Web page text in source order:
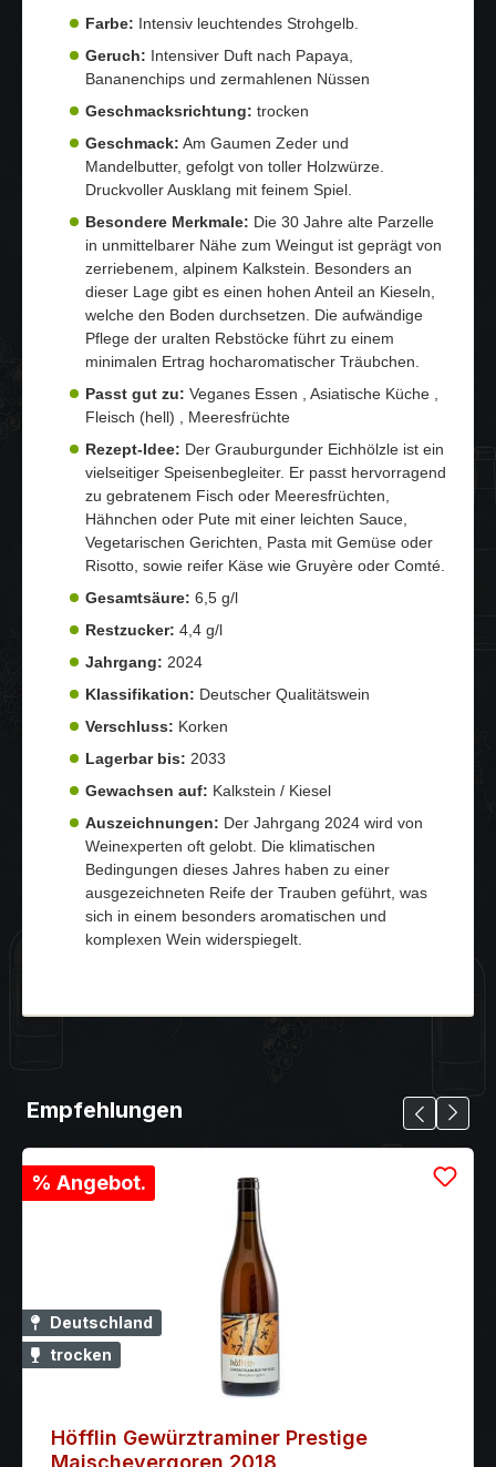
Farbe: Intensiv leuchtendes Strohgelb.
Geruch: Intensiver Duft nach Papaya,
Bananenchips und zermahlenen Nüssen
Geschmacksrichtung: trocken
Geschmack: Am Gaumen Zeder und
Mandelbutter, gefolgt von toller Holzwürze.
Druckvoller Ausklang mit feinem Spiel.
Besondere Merkmale: Die 30 Jahre alte Parzelle
in unmittelbarer Nähe zum Weingut ist geprägt von
zerriebenem, alpinem Kalkstein. Besonders an
dieser Lage gibt es einen hohen Anteil an Kieseln,
welche den Boden durchsetzen. Die aufwändige
Pflege der uralten Rebstöcke führt zu einem
minimalen Ertrag hocharomatischer Träubchen.
Passt gut zu: Veganes Essen , Asiatische Küche ,
Fleisch (hell) , Meeresfrüchte
Rezept-Idee: Der Grauburgunder Eichhölzle ist ein
vielseitiger Speisenbegleiter. Er passt hervorragend
zu gebratenem Fisch oder Meeresfrüchten,
Hähnchen oder Pute mit einer leichten Sauce,
Vegetarischen Gerichten, Pasta mit Gemüse oder
Risotto, sowie reifer Käse wie Gruyère oder Comté.
Gesamtsäure: 6,5 g/l
Restzucker: 4,4 g/l
Jahrgang: 2024
Klassifikation: Deutscher Qualitätswein
Verschluss: Korken
Lagerbar bis: 2033
Gewachsen auf: Kalkstein / Kiesel
Auszeichnungen: Der Jahrgang 2024 wird von
Weinexperten oft gelobt. Die klimatischen
Bedingungen dieses Jahres haben zu einer
ausgezeichneten Reife der Trauben geführt, was
sich in einem besonders aromatischen und
komplexen Wein widerspiegelt.
Empfehlungen
% Angebot.
Deutschland
trocken
Höfflin Gewürztraminer Prestige
Maischevergoren 2018